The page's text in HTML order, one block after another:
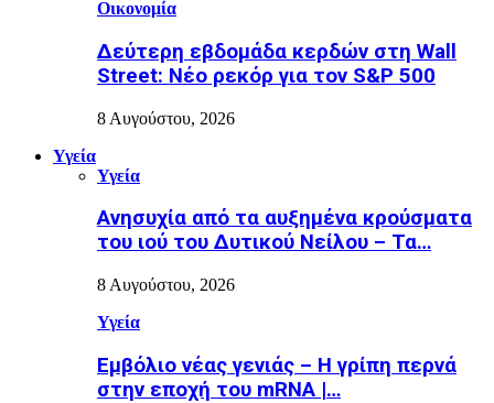
Οικονομία
Δεύτερη εβδομάδα κερδών στη Wall
Street: Νέο ρεκόρ για τον S&P 500
8 Αυγούστου, 2026
Υγεία
Υγεία
Ανησυχία από τα αυξημένα κρούσματα
του ιού του Δυτικού Νείλου – Τα…
8 Αυγούστου, 2026
Υγεία
Εµβόλιο νέας γενιάς – Η γρίπη περνά
στην εποχή του mRNA |…